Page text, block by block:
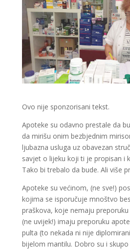
Ovo nije sponzorisani tekst.
Apoteke su odavno prestale da
da mirišu onim bezbjednim
ljubazna usluga uz obavezan
savjet o lijeku koji ti je propisan i
Tako bi trebalo da bude. Ali više
Apoteke su većinom, (ne sve!)
kojima se isporučuje mnoštvo
praškova, koje nemaju
(ne uvijek!) imaju preporuku
pulta (to nekada ni nije
bijelom mantilu. Dobro su i skupo